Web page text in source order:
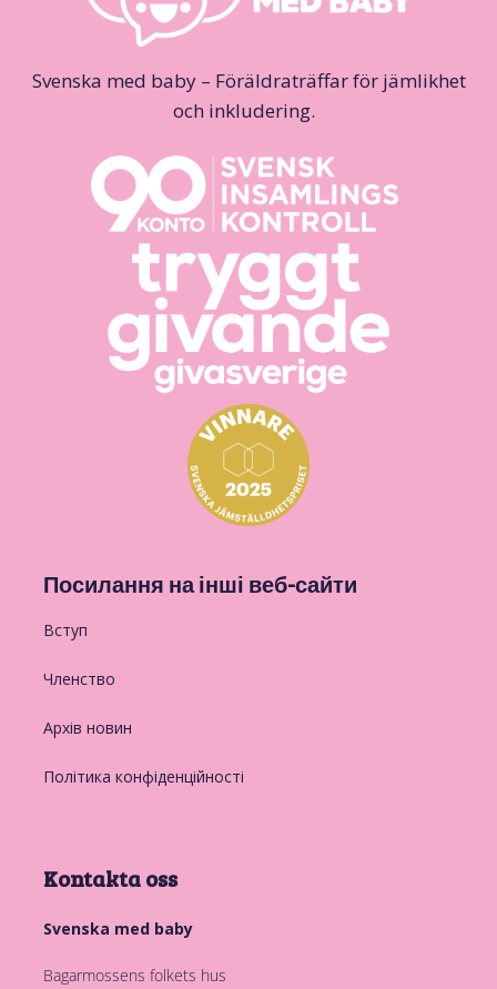
Svenska med baby – Föräldraträffar för jämlikhet
och inkludering.
Посилання на інші веб-сайти
Вступ
Членство
Архів новин
Політика конфіденційності
Kontakta oss
Svenska med baby
Bagarmossens folkets hus